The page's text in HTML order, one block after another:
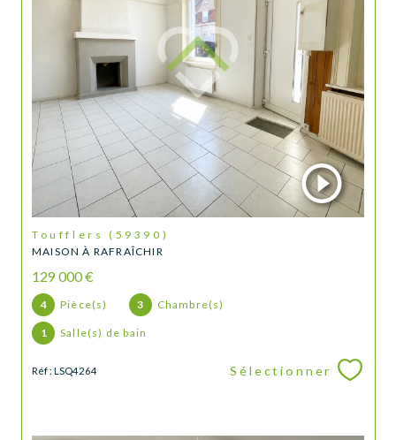
Toufflers (59390)
MAISON À RAFRAÎCHIR
129 000 €
4 Pièce(s) 3 Chambre(s)
1 Salle(s) de bain
Réf : LSQ4264 Sélectionner